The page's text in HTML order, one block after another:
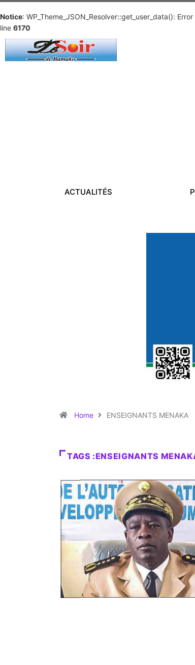
Notice: WP_Theme_JSON_Resolver::get_user_data():
line 6170
ACTUALITÉS
Home ENSEIGNANTS MENAKA
TAGS :ENSEIGNANTS